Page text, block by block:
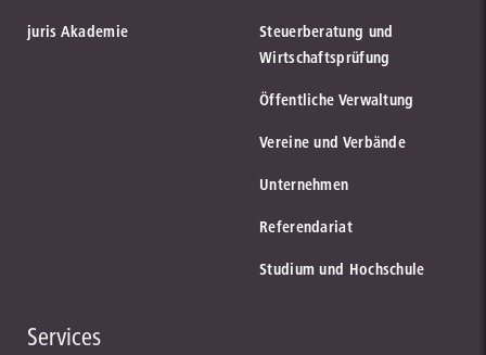
juris Akademie
Steuerberatung und
Wirtschaftsprüfung
Öffentliche Verwaltung
Vereine und Verbände
Unternehmen
Referendariat
Studium und Hochschule
Services